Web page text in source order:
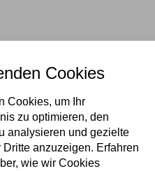
Cookies
Cookies, um Ihr
zu optimieren, den
analysieren und gezielte
anzuzeigen. Erfahren
wie wir Cookies